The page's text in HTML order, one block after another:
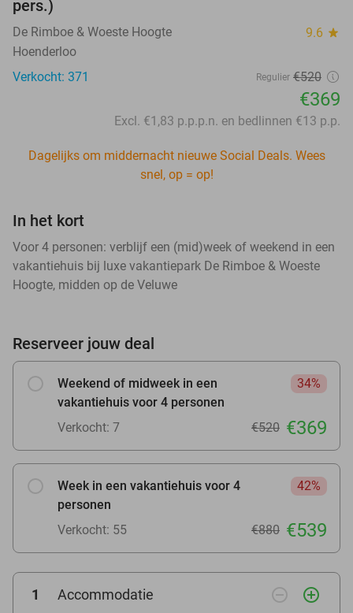
pers.)
De Rimboe & Woeste Hoogte 9.6 star
Hoenderloo
Verkocht: 371
Regulier €520
€369
Excl. €1,83 p.p.p.n. en bedlinnen €13 p.p.
Dagelijks om middernacht nieuwe Social Deals. Wees
snel, op = op!
In het kort
Voor 4 personen: verblijf een (mid)week of weekend in een
vakantiehuis bij luxe vakantiepark De Rimboe & Woeste
Hoogte, midden op de Veluwe
Reserveer jouw deal
Weekend of midweek in een
vakantiehuis voor 4 personen
34%
Verkocht: 7 €520 €369
Week in een vakantiehuis voor 4
personen
42%
Verkocht: 55 €880 €539
1 Accommodatie remove_circle_outline add_circle_outline